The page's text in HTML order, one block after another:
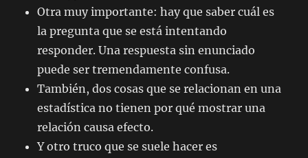
Otra muy importante: hay que saber cuál es
la pregunta que se está intentando
responder. Una respuesta sin enunciado
puede ser tremendamente confusa.
También, dos cosas que se relacionan en una
estadística no tienen por qué mostrar una
relación causa efecto.
Y otro truco que se suele hacer es